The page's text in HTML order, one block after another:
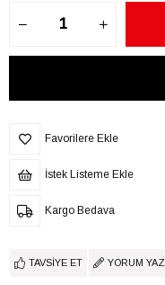
Favorilere Ekle
İstek Listeme Ekle
Kargo Bedava
TAVSIYE ET YORUM YAZ